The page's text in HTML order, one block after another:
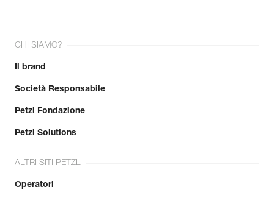
CHI SIAMO?
Il brand
Società Responsabile
Petzl Fondazione
Petzl Solutions
ALTRI SITI PETZL
Operatori